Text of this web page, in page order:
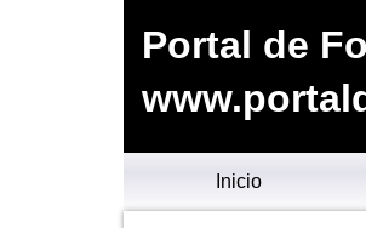
Portal de
Inicio